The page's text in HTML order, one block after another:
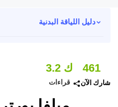
دليل اللياقة البدنية
3.2 ك
قراءات
461
شارك الآن